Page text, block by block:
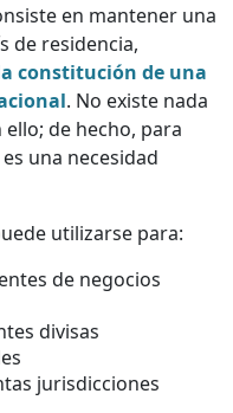
en mantener una
de residencia,
constitución de una
. No existe nada
de hecho, para
una necesidad
utilizarse para:
de negocios
divisas
jurisdicciones